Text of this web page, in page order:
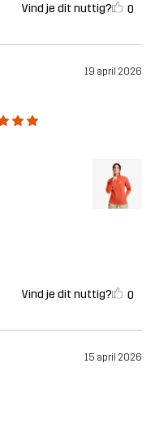
Vind je dit nuttig? 0
19 april 2026
Vind je dit nuttig? 0
15 april 2026